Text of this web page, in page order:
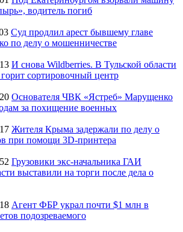
водитель погиб
Суд продлил арест бывшему главе
по делу о мошенничестве
И снова Wildberries. В Тульской области
сортировочный центр
Основателя ЧВК «Ястреб» Марущенко
за похищение военных
Жителя Крыма задержали по делу о
при помощи 3D‑принтера
Грузовики экс-начальника ГАИ
выставили на торги после дела о
Агент ФБР украл почти $1 млн в
подозреваемого